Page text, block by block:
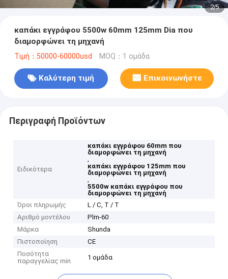
2/5
καπάκι εγγράφου 5500w 60mm 125mm Dia που
διαμορφώνει τη μηχανή
Τιμή：50000-60000usd MOQ：1 ομάδα
Καλύτερη τιμή Επικοινωνήστε
Περιγραφή Προϊόντων
Ειδικότερα
καπάκι εγγράφου 60mm που
διαμορφώνει τη μηχανή
,
καπάκι εγγράφου 125mm που
διαμορφώνει τη μηχανή
,
5500w καπάκι εγγράφου που
διαμορφώνει τη μηχανή
Όροι πληρωμής
L / C, T / T
Αριθμό μοντέλου
Plm-60
Μάρκα
Shunda
Πιστοποίηση
CE
Ποσότητα
παραγγελίας min
1 ομάδα